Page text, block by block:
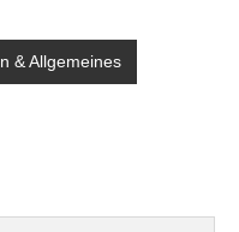
& Allgemeines